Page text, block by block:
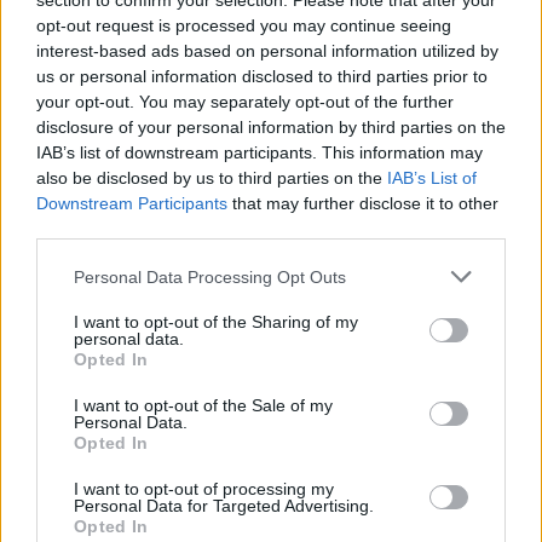
opt-out request is processed you may continue seeing
interest-based ads based on personal information utilized by
us or personal information disclosed to third parties prior to
your opt-out. You may separately opt-out of the further
disclosure of your personal information by third parties on the
IAB’s list of downstream participants. This information may
also be disclosed by us to third parties on the IAB’s List of
Downstream Participants that may further disclose it to other
Please note that this website/app uses one or more Google
not limited to your visit or usage behaviour. You may click to
grant or deny consent to Google and its third-party tags to
use your data for below specified purposes in below Google
consent section.
Personal Data Processing Opt Outs
I want to opt-out of the Sharing of my
personal data.
Opted In
I want to opt-out of the Sale of my
Personal Data.
Opted In
I want to opt-out of processing my
Personal Data for Targeted Advertising.
Opted In
rendszert kínálták hozzá. A kriptopiac egy online
piactéri platform, amely több eladót egyesít, akik
főleg illegális termékeket és szolgáltatásokat
(kiemelten kábítószereket) kínálnak eladásra,
külsőre és működésre alig különböznek az olyan
legális piacterektől, mint pl. az eBay. A Bitcoin az
elsődleges fizetési eszközzé vált ezeken a darkwebes
hálózatokon, becslések szerint egyes piacokon a
2011-ben indult el az első jelentős, azóta is sokat
amely rövid idő alatt a világ vezető illegális javak
kereskedelmével foglalkozó oldala lett. Három éves
regisztrált rá, és mintegy 1,2 milliárd dolláros
forgalmat bonyolított. A platform 2014-es
időszaknak, hogy egyetlen felület legyen
egyeduralkodó a területen, és számos utód indult